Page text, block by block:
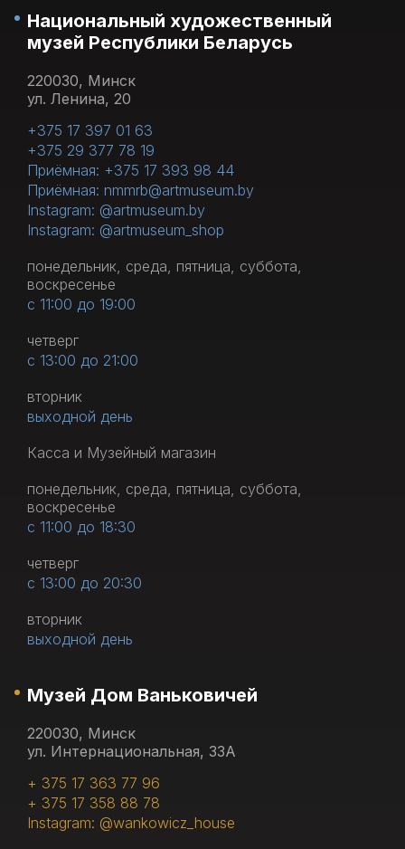
Национальный художественный
музей Республики Беларусь
220030, Минск
ул. Ленина, 20
+375 17 397 01 63
+375 29 377 78 19
Приёмная: +375 17 393 98 44
Приёмная: nmmrb@artmuseum.by
Instagram: @artmuseum.by
Instagram: @artmuseum_shop
понедельник, среда, пятница, суббота,
воскресенье
с 11:00 до 19:00
четверг
с 13:00 до 21:00
вторник
выходной день
Касса и Музейный магазин
понедельник, среда, пятница, суббота,
воскресенье
с 11:00 до 18:30
четверг
с 13:00 до 20:30
вторник
выходной день
Музей Дом Ваньковичей
220030, Минск
ул. Интернациональная, 33А
+ 375 17 363 77 96
+ 375 17 358 88 78
Instagram: @wankowicz_house